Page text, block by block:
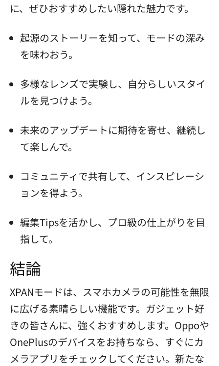
に、ぜひおすすめしたい隠れた魅力です。
起源のストーリーを知って、モードの深み
を味わおう。
多様なレンズで実験し、自分らしいスタイ
ルを見つけよう。
未来のアップデートに期待を寄せ、継続し
て楽しんで。
コミュニティで共有して、インスピレーシ
ョンを得よう。
編集Tipsを活かし、プロ級の仕上がりを目
指して。
結論
XPANモードは、スマホカメラの可能性を無限
に広げる素晴らしい機能です。ガジェット好
きの皆さんに、強くおすすめします。Oppoや
OnePlusのデバイスをお持ちなら、すぐにカ
メラアプリをチェックしてください。新たな